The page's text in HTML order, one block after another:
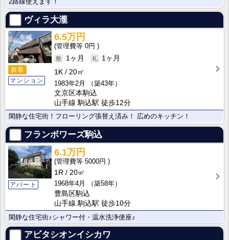
ヴィラ大瀧
新着
マンション
6.5万円
0円
1ヶ月
1ヶ月
1K
20㎡
1983年2月
（築43年）
文京区本駒込
山手線 駒込駅 徒歩12分
閑静な住宅街！フローリング張替え済み！ 広めのキッチン！
フランボワーズ駒込
アパート
6.1万円
5000円
1R
20㎡
1968年4月
（築58年）
豊島区駒込
山手線 駒込駅 徒歩10分
閑静な住宅街♪シャワー付・温水洗浄便座♪
アビタシオンイシカワ